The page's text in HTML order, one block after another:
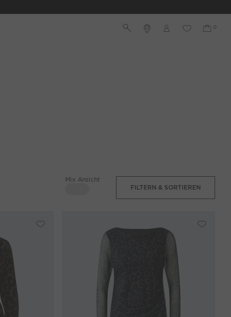
Mix Ansicht
FILTERN & SORTIEREN